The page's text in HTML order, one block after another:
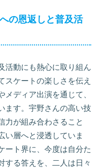
の恩返しと普及活
活動にも熱心に取り組ん
スケートの楽しさを伝え
メディア出演を通じて、
ます。宇野さんの高い技
力が組み合わさること
い層へと浸透していま
ート界に、今度は自分た
する答えを、二人は日々